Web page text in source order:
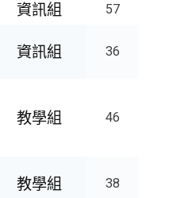
資訊組 57
資訊組 36
教學組 46
教學組 38